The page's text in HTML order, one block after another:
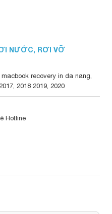
NƯỚC, RƠI VỠ
recovery in da nang,
2018 2019, 2020
Hotline